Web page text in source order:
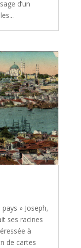
d’un
» Joseph,
ses racines
à
de cartes